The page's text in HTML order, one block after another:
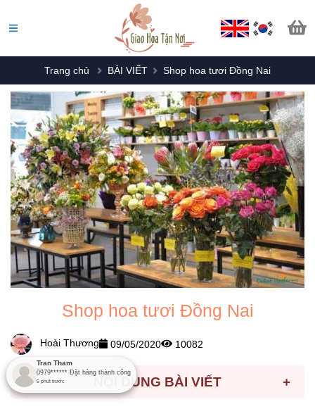
Trang chủ BÀI VIẾT Shop hoa tươi Đồng Nai
Shop hoa tươi Đồng Nai
Hoài Thương 09/05/2020 10082
NỘI DUNG BÀI VIẾT +
Tran Tham
0979******Đặt hàng thành công
5phút trước